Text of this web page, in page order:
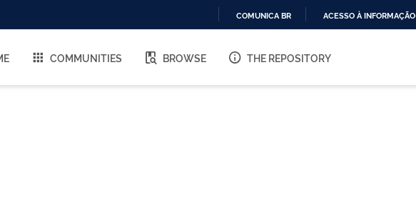
O
COMUNICA BR ACESSO À INFORMAÇÃO
COMMUNITIES BROWSE THE REPOSITORY